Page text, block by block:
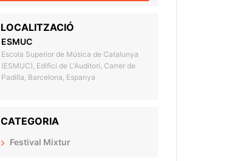
LOCALITZACIÓ
ESMUC
Escola Superior de Música de Catalunya
(ESMUC), Edifici de L'Auditori, Carrer de
Padilla, Barcelona, Espanya
CATEGORIA
Festival Mixtur